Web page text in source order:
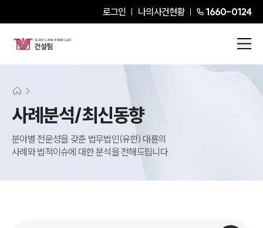
로그인 나의사건현황 1660-0124
사례분석/최신동향
분야별 전문성을 갖춘 법무법인(유한) 대륜의
사례와 법적이슈에 대한 분석을 전해드립니다.